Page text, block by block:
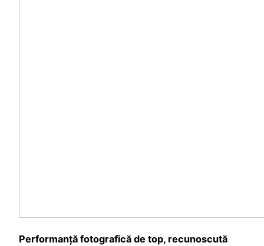
Performanță fotografică de top, recunoscută